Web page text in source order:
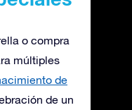
o compra
múltiples
de
de un